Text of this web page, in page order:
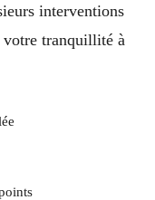
interventions
votre tranquillité à